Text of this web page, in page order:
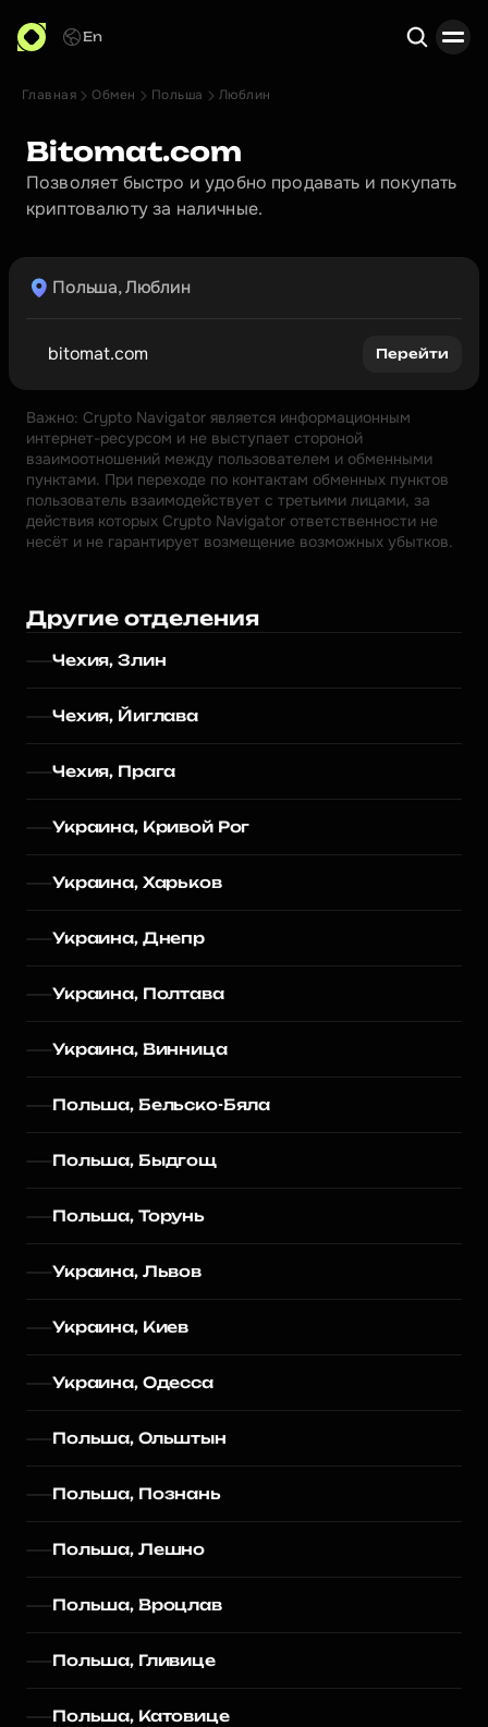
En
Главная Обмен Польша Люблин
Bitomat.com
Позволяет быстро и удобно продавать и покупать
криптовалюту за наличные.
Польша, Люблин
bitomat.com Перейти
Важно: Crypto Navigator является информационным
интернет-ресурсом и не выступает стороной
взаимоотношений между пользователем и обменными
пунктами. При переходе по контактам обменных пунктов
пользователь взаимодействует с третьими лицами, за
действия которых Crypto Navigator ответственности не
несёт и не гарантирует возмещение возможных убытков.
Другие отделения
Чехия, Злин
Чехия, Йиглава
Чехия, Прага
Украина, Кривой Рог
Украина, Харьков
Украина, Днепр
Украина, Полтава
Украина, Винница
Польша, Бельско-Бяла
Польша, Быдгощ
Польша, Торунь
Украина, Львов
Украина, Киев
Украина, Одесса
Польша, Ольштын
Польша, Познань
Польша, Лешно
Польша, Вроцлав
Польша, Гливице
Польша, Катовице